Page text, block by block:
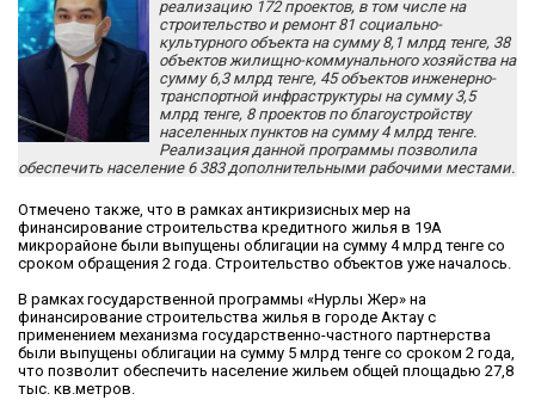
реализацию 172 проектов, в том числе на
строительство и ремонт 81 социально-
культурного объекта на сумму 8,1 млрд тенге, 38
объектов жилищно-коммунального хозяйства на
сумму 6,3 млрд тенге, 45 объектов инженерно-
транспортной инфраструктуры на сумму 3,5
млрд тенге, 8 проектов по благоустройству
населенных пунктов на сумму 4 млрд тенге.
Реализация данной программы позволила
обеспечить население 6 383 дополнительными рабочими местами.
Отмечено также, что в рамках антикризисных мер на
финансирование строительства кредитного жилья в 19А
микрорайоне были выпущены облигации на сумму 4 млрд тенге со
сроком обращения 2 года. Строительство объектов уже началось.
В рамках государственной программы «Нурлы Жер» на
финансирование строительства жилья в городе Актау с
применением механизма государственно-частного партнерства
были выпущены облигации на сумму 5 млрд тенге со сроком 2 года,
что позволит обеспечить население жильем общей площадью 27,8
тыс. кв.метров.